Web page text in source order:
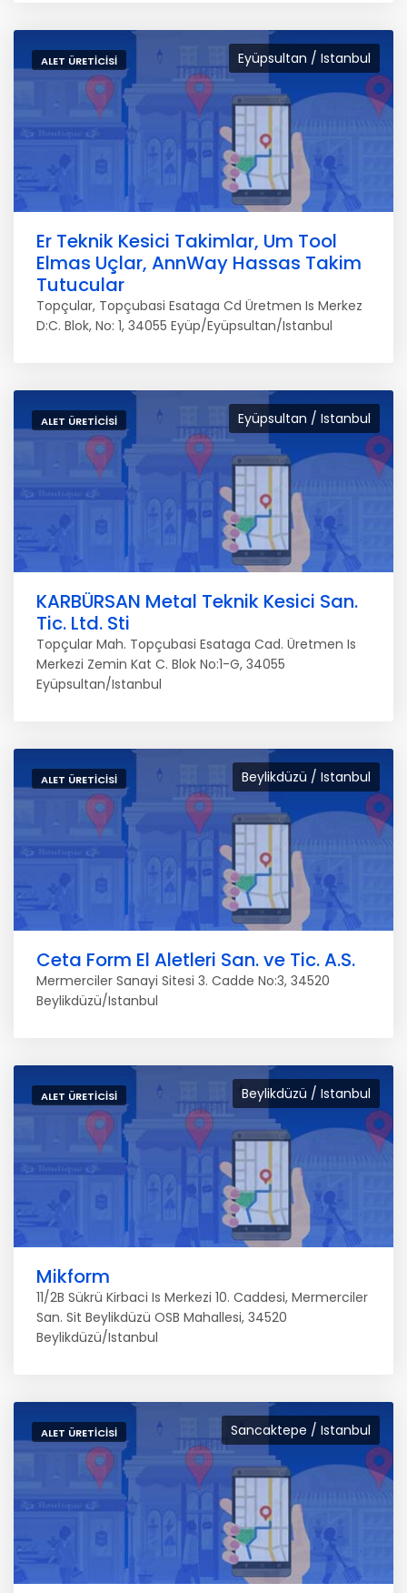
Eyüpsultan / Istanbul
ALET ÜRETICISI
Er Teknik Kesici Takimlar, Um Tool
Elmas Uçlar, AnnWay Hassas Takim
Tutucular
Topçular, Topçubasi Esataga Cd Üretmen Is Merkez
D:C. Blok, No: 1, 34055 Eyüp/Eyüpsultan/Istanbul
Eyüpsultan / Istanbul
ALET ÜRETICISI
KARBÜRSAN Metal Teknik Kesici San.
Tic. Ltd. Sti
Topçular Mah. Topçubasi Esataga Cad. Üretmen Is
Merkezi Zemin Kat C. Blok No:1-G, 34055
Eyüpsultan/Istanbul
Beylikdüzü / Istanbul
ALET ÜRETICISI
Ceta Form El Aletleri San. ve Tic. A.S.
Mermerciler Sanayi Sitesi 3. Cadde No:3, 34520
Beylikdüzü/Istanbul
Beylikdüzü / Istanbul
ALET ÜRETICISI
Mikform
11/2B Sükrü Kirbaci Is Merkezi 10. Caddesi, Mermerciler
San. Sit Beylikdüzü OSB Mahallesi, 34520
Beylikdüzü/Istanbul
Sancaktepe / Istanbul
ALET ÜRETICISI